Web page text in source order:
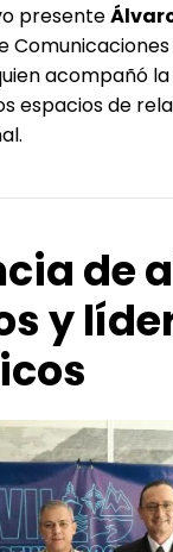
presente
acompañó
espacios de
de
y